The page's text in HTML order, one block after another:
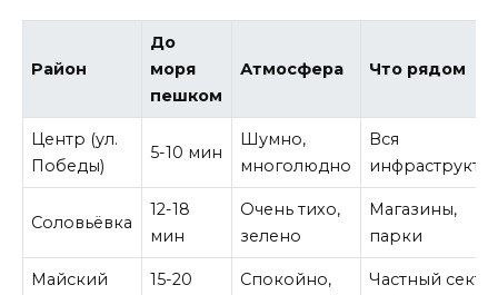
Район
До
моря
пешком
Атмосфера Что рядом
Центр (ул.
Победы)
5-10 мин
Шумно,
многолюдно
Вся
Соловьёвка
12-18
мин
Очень тихо,
зелено
Магазины,
парки
Майский
15-20
Спокойно,
Частный